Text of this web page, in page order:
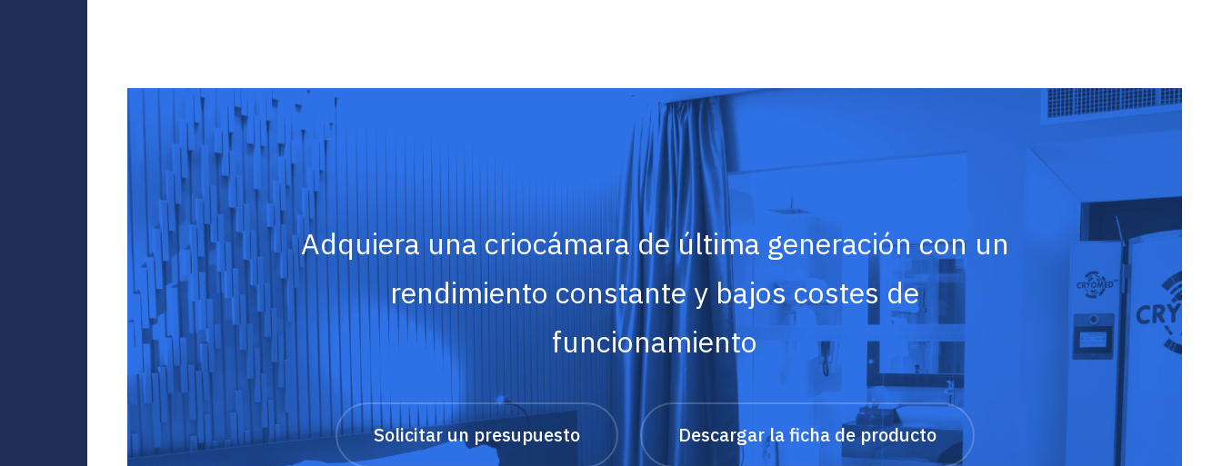
Adquiera una criocámara de última generación con un
rendimiento constante y bajos costes de
funcionamiento
Solicitar un presupuesto Descargar la ficha de producto